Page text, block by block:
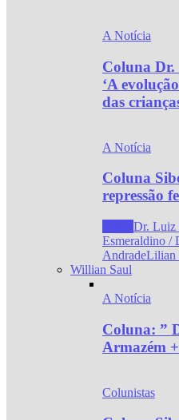
A Notícia
Coluna
‘A
das
A Notícia
Coluna
repressão
Dr. Luiz
Esmeraldino /
AndradeLilian
Willian Saul
A Notícia
Coluna: ”
Armazém
Colunistas